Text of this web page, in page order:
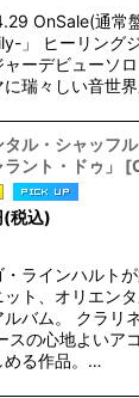
OnSale(通常
」 ヒーリング
ーデビューソ
に瑞々しい音世
タル・シャッフ
ント・ドゥ」
[
(税込)
・ラインハルト
ット、オリエン
ルバム。 クラリ
スの心地よいア
める作品。…